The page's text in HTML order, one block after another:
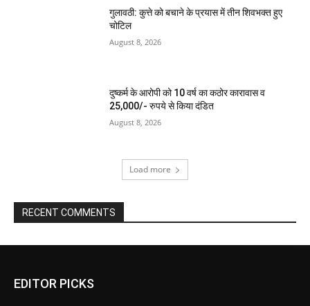
गुलावठी: कुत्ते को बचाने के प्रयास में तीन शिवभक्त हुए
चोटिल
August 8, 2026
दुष्कर्म के आरोपी को 10 वर्ष का कठोर कारावास व
25,000/- रुपये से किया दंडित
August 8, 2026
Load more
RECENT COMMENTS
EDITOR PICKS